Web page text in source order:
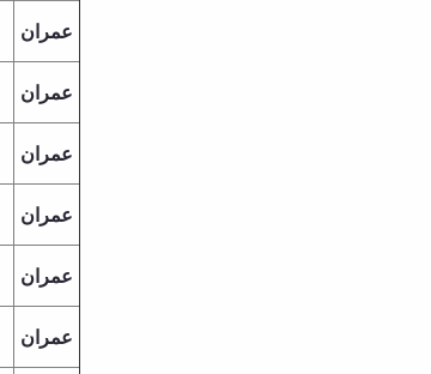
عمران
عمران
عمران
عمران
عمران
عمران